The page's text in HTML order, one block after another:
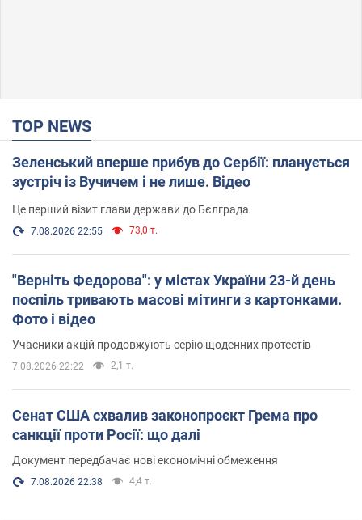
TOP NEWS
Зеленський вперше прибув до Сербії: планується
зустріч із Вучичем і не лише. Відео
Це перший візит глави держави до Бєлграда
7.08.2026 22:55 73,0 т.
"Верніть Федорова": у містах України 23-й день
поспіль тривають масові мітинги з картонками.
Фото і відео
Учасники акцій продовжують серію щоденних протестів
7.08.2026 22:22 2,1 т.
Сенат США схвалив законопроєкт Грема про
санкції проти Росії: що далі
Документ передбачає нові економічні обмеження
7.08.2026 22:38 4,4 т.